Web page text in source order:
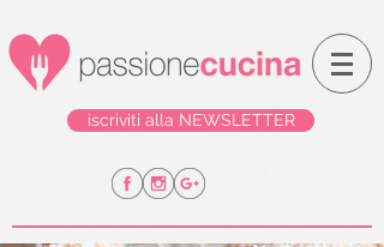
iscriviti alla NEWSLETTER